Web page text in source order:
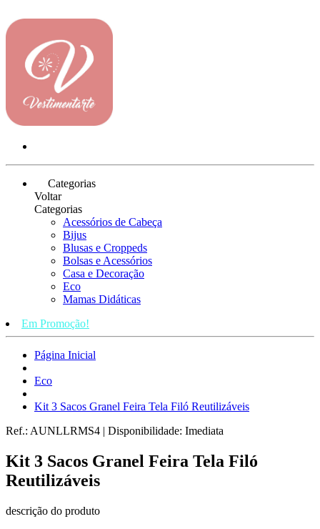
Categorias
Voltar
Categorias
Acessórios de Cabeça
Bijus
Blusas e Croppeds
Bolsas e Acessórios
Casa e Decoração
Eco
Mamas Didáticas
Em Promoção!
Página Inicial
Eco
Kit 3 Sacos Granel Feira Tela Filó Reutilizáveis
Ref.: AUNLLRMS4 | Disponibilidade: Imediata
Kit 3 Sacos Granel Feira Tela Filó
Reutilizáveis
descrição do produto